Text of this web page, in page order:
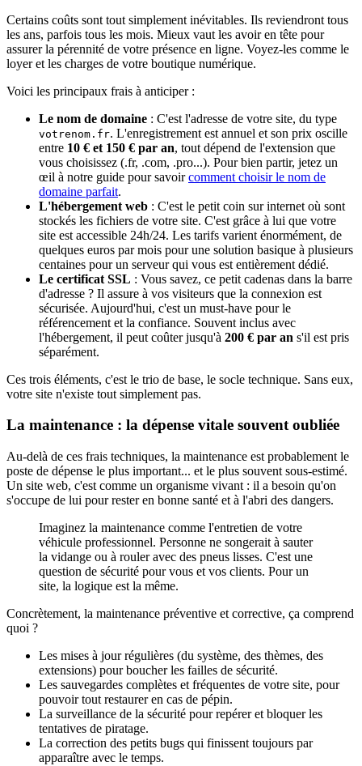
Certains coûts sont tout simplement inévitables. Ils reviendront tous
les ans, parfois tous les mois. Mieux vaut les avoir en tête pour
assurer la pérennité de votre présence en ligne. Voyez-les comme le
loyer et les charges de votre boutique numérique.
Voici les principaux frais à anticiper :
Le nom de domaine : C'est l'adresse de votre site, du type
votrenom.fr. L'enregistrement est annuel et son prix oscille
entre 10 € et 150 € par an, tout dépend de l'extension que
vous choisissez (.fr, .com, .pro...). Pour bien partir, jetez un
œil à notre guide pour savoircomment choisir le nom de
domaine parfait.
L'hébergement web : C'est le petit coin sur internet où sont
stockés les fichiers de votre site. C'est grâce à lui que votre
site est accessible 24h/24. Les tarifs varient énormément, de
quelques euros par mois pour une solution basique à plusieurs
centaines pour un serveur qui vous est entièrement dédié.
Le certificat SSL : Vous savez, ce petit cadenas dans la barre
d'adresse ? Il assure à vos visiteurs que la connexion est
sécurisée. Aujourd'hui, c'est un must-have pour le
référencement et la confiance. Souvent inclus avec
l'hébergement, il peut coûter jusqu'à 200 € par an s'il est pris
séparément.
Ces trois éléments, c'est le trio de base, le socle technique. Sans eux,
votre site n'existe tout simplement pas.
La maintenance : la dépense vitale souvent oubliée
Au-delà de ces frais techniques, la maintenance est probablement le
poste de dépense le plus important... et le plus souvent sous-estimé.
Un site web, c'est comme un organisme vivant : il a besoin qu'on
s'occupe de lui pour rester en bonne santé et à l'abri des dangers.
Imaginez la maintenance comme l'entretien de votre
véhicule professionnel. Personne ne songerait à sauter
la vidange ou à rouler avec des pneus lisses. C'est une
question de sécurité pour vous et vos clients. Pour un
site, la logique est la même.
Concrètement, la maintenance préventive et corrective, ça comprend
quoi ?
Les mises à jour régulières (du système, des thèmes, des
extensions) pour boucher les failles de sécurité.
Les sauvegardes complètes et fréquentes de votre site, pour
pouvoir tout restaurer en cas de pépin.
La surveillance de la sécurité pour repérer et bloquer les
tentatives de piratage.
La correction des petits bugs qui finissent toujours par
apparaître avec le temps.